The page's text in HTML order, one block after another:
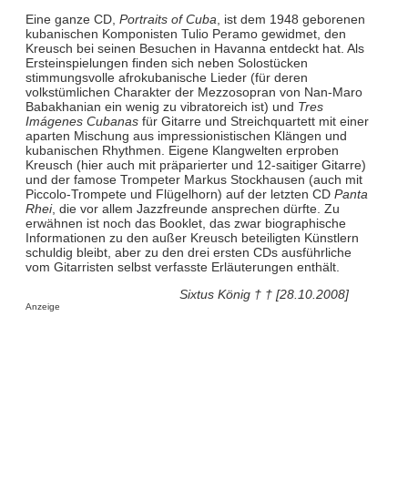
Eine ganze CD, Portraits of Cuba , ist dem 1948 geborenen
kubanischen Komponisten Tulio Peramo gewidmet, den
Kreusch bei seinen Besuchen in Havanna entdeckt hat. Als
Ersteinspielungen finden sich neben Solostücken
stimmungsvolle afrokubanische Lieder (für deren
volkstümlichen Charakter der Mezzosopran von Nan-Maro
Babakhanian ein wenig zu vibratoreich ist) und Tres
Imágenes Cubanasfür Gitarre und Streichquartett mit einer
aparten Mischung aus impressionistischen Klängen und
kubanischen Rhythmen. Eigene Klangwelten erproben
Kreusch (hier auch mit präparierter und 12-saitiger Gitarre)
und der famose Trompeter Markus Stockhausen (auch mit
Piccolo-Trompete und Flügelhorn) auf der letzten CD Panta
Rhei, die vor allem Jazzfreunde ansprechen dürfte. Zu
erwähnen ist noch das Booklet, das zwar biographische
Informationen zu den außer Kreusch beteiligten Künstlern
schuldig bleibt, aber zu den drei ersten CDs ausführliche
vom Gitarristen selbst verfasste Erläuterungen enthält.
Sixtus König † † [28.10.2008]
Anzeige